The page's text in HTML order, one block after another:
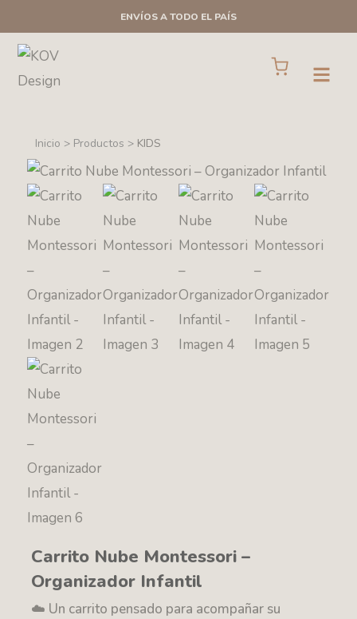
al
contenido
ENVÍOS A TODO EL PAÍS
Open
Cart
Inicio > Productos > KIDS
Carrito Nube Montessori –
Organizador Infantil
☁️ Un carrito pensado para acompañar su